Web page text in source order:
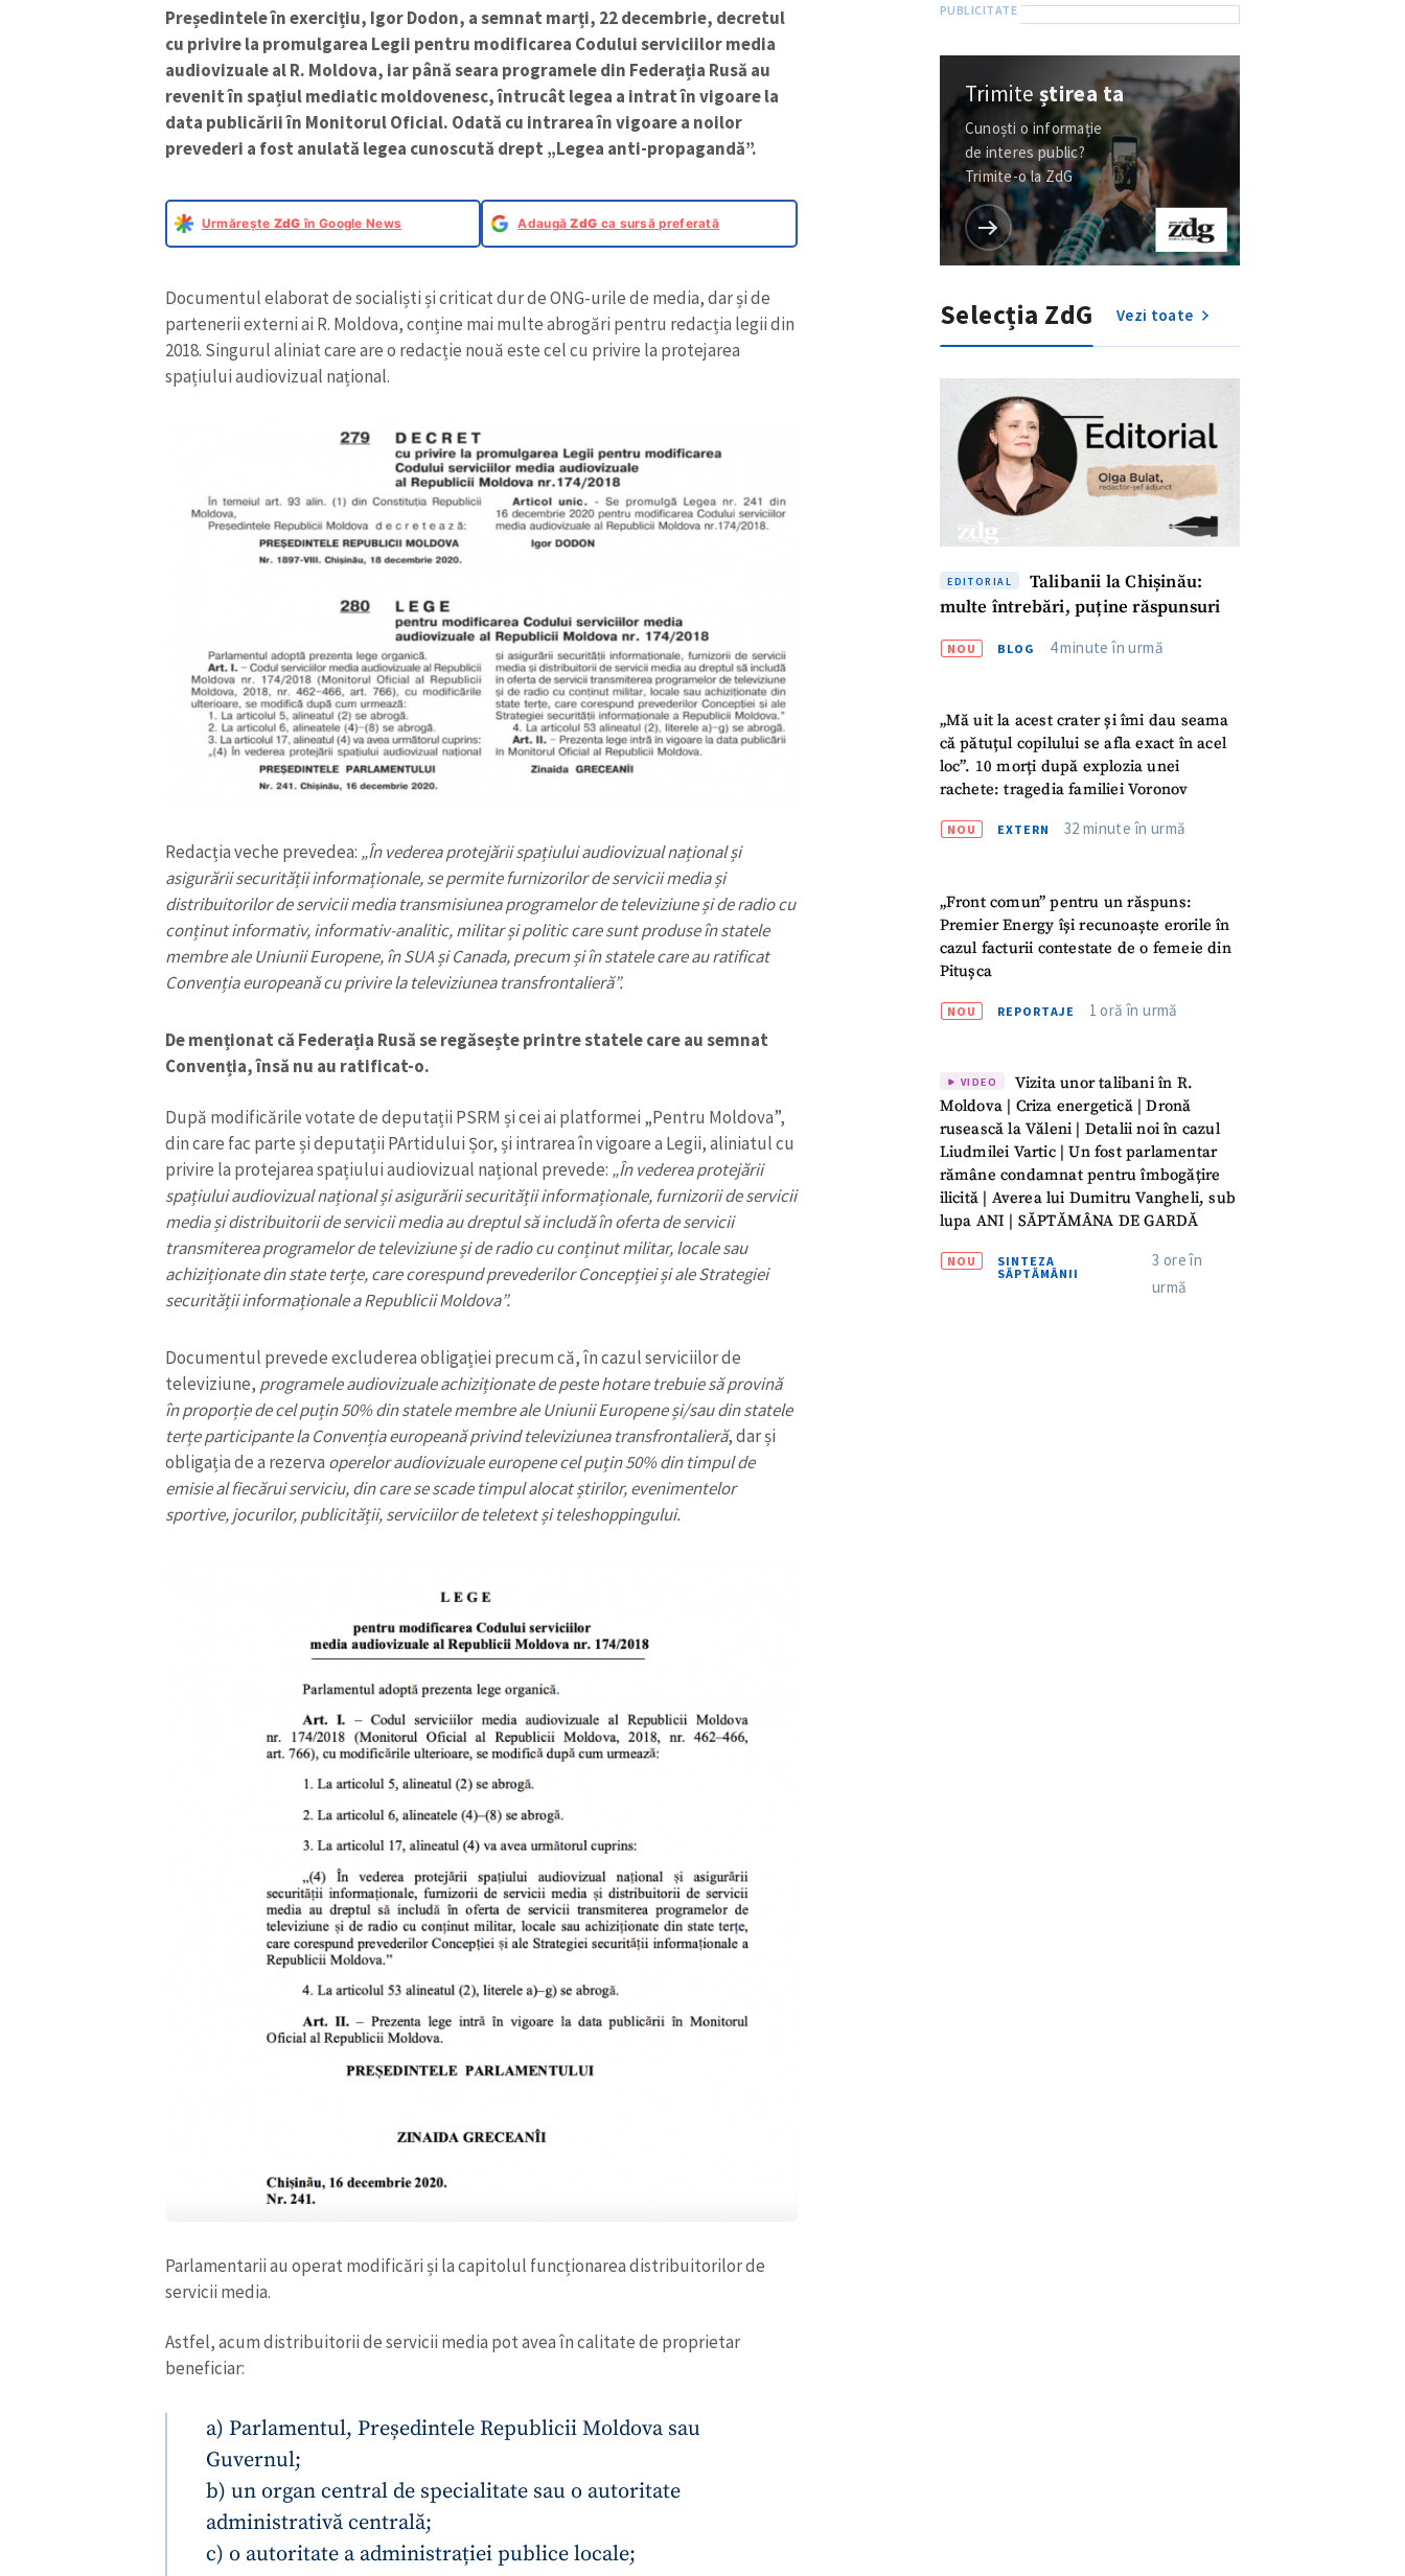
Președintele în exercițiu, Igor Dodon, a semnat marți, 22 decembrie, decretul
cu privire la promulgarea Legii pentru modificarea Codului serviciilor media
audiovizuale al R. Moldova, iar până seara programele din Federația Rusă au
revenit în spațiul mediatic moldovenesc, întrucât legea a intrat în vigoare la
data publicării în Monitorul Oficial. Odată cu intrarea în vigoare a noilor
prevederi a fost anulată legea cunoscută drept „Legea anti-propagandă”.
Urmărește ZdG în Google News AdaugăZdG ca sursă preferată
Documentul elaborat de socialiști și criticat dur de ONG-urile de media, dar și de
partenerii externi ai R. Moldova, conține mai multe abrogări pentru redacția legii din
2018. Singurul aliniat care are o redacție nouă este cel cu privire la protejarea
spațiului audiovizual național.
Redacția veche prevedea: „În vederea protejării spațiului audiovizual național și
asigurării securității informaționale, se permite furnizorilor de servicii media și
distribuitorilor de servicii media transmisiunea programelor de televiziune și de radio cu
conținut informativ, informativ-analitic, militar și politic care sunt produse în statele
membre ale Uniunii Europene, în SUA și Canada, precum și în statele care au ratificat
Convenția europeană cu privire la televiziunea transfrontalieră”.
De menționat că Federația Rusă se regăsește printre statele care au semnat
Convenția, însă nu au ratificat-o.
După modificările votate de deputații PSRM și cei ai platformei „Pentru Moldova”,
din care fac parte și deputații PArtidului Șor, și intrarea în vigoare a Legii, aliniatul cu
privire la protejarea spațiului audiovizual național prevede: „În vederea protejării
spațiului audiovizual național și asigurării securității informaționale, furnizorii de servicii
media și distribuitorii de servicii media au dreptul să includă în oferta de servicii
transmiterea programelor de televiziune și de radio cu conținut militar, locale sau
achiziționate din state terțe, care corespund prevederilor Concepției și ale Strategiei
securității informaționale a Republicii Moldova”.
Documentul prevede excluderea obligației precum că, în cazul serviciilor de
televiziune, programele audiovizuale achiziționate de peste hotare trebuie să provină
în proporție de cel puțin 50% din statele membre ale Uniunii Europene și/sau din statele
terțe participante la Convenția europeană privind televiziunea transfrontalieră, dar și
obligația de a rezerva operelor audiovizuale europene cel puțin 50% din timpul de
emisie al fiecărui serviciu, din care se scade timpul alocat știrilor, evenimentelor
sportive, jocurilor, publicității, serviciilor de teletext și teleshoppingului.
Parlamentarii au operat modificări și la capitolul funcționarea distribuitorilor de
servicii media.
Astfel, acum distribuitorii de servicii media pot avea în calitate de proprietar
beneficiar:
a) Parlamentul, Președintele Republicii Moldova sau
Guvernul;
b) un organ central de specialitate sau o autoritate
administrativă centrală;
c) o autoritate a administrației publice locale;
Trimiteștirea ta
Cunoști o informație
de interes public?
Trimite-o la ZdG
Selecția ZdG Vezi toate
EDITORIAL
Talibanii la Chișinău:
multe întrebări, puține răspunsuri
NOU BLOG 4 minute în urmă
„Mă uit la acest crater și îmi dau seama
că pătuțul copilului se afla exact în acel
loc”. 10 morți după explozia unei
rachete: tragedia familiei Voronov
NOU EXTERN 32 minute în urmă
„Front comun” pentru un răspuns:
Premier Energy își recunoaște erorile în
cazul facturii contestate de o femeie din
Pitușca
NOU REPORTAJE 1 oră în urmă
VIDEO
Vizita unor talibani în R.
Moldova | Criza energetică | Dronă
rusească la Văleni | Detalii noi în cazul
Liudmilei Vartic | Un fost parlamentar
rămâne condamnat pentru îmbogățire
ilicită | Averea lui Dumitru Vangheli, sub
lupa ANI | SĂPTĂMÂNA DE GARDĂ
NOU
SINTEZA
SĂPTĂMÂNII
3 ore în
urmă
Titlu știre
Fotografie + Încarcă imagine
Link media + Link media
Mesajul știrei
+ Numele meu
+ Emailul meu
+ Telefon personal